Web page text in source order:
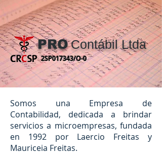
PROContábil Ltda
2SP017343/O-0
Somos una Empresa de
Contabilidad, dedicada a brindar
servicios a microempresas, fundada
en 1992 por Laercio Freitas y
Mauriceia Freitas.